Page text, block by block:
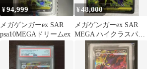
¥94,999
メガゲンガーex SAR
psa10MEGAドリームex
¥48,000
メガゲンガーex SAR
MEGA ハイクラスパッ
ク MEGAドリームex